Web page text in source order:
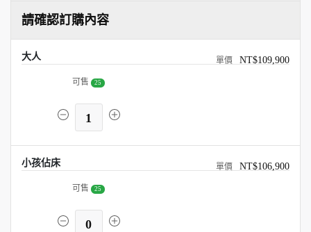
請確認訂購內容
大人 NT$109,900
可售 25
1
小孩佔床 NT$106,900
可售 25
0